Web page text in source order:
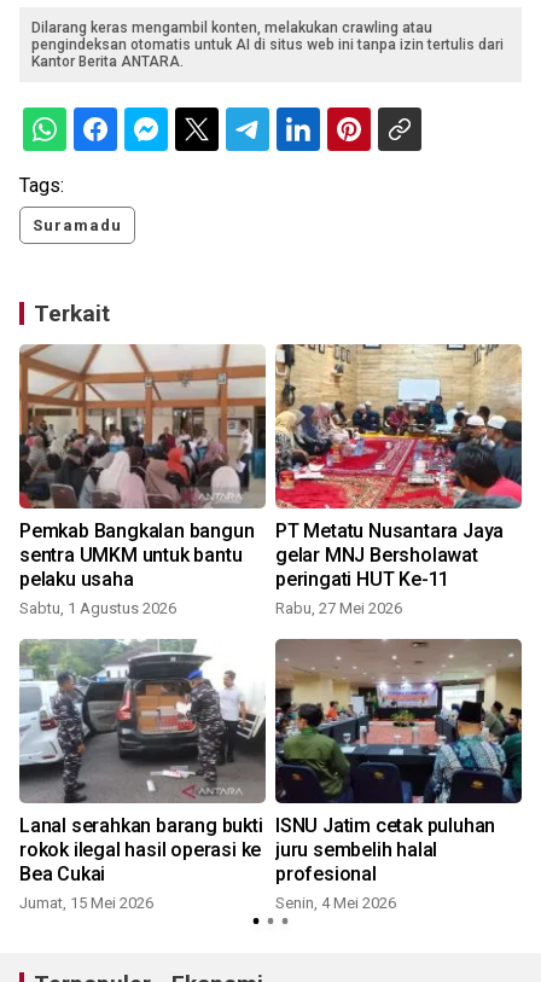
Dilarang keras mengambil konten, melakukan crawling atau
pengindeksan otomatis untuk AI di situs web ini tanpa izin tertulis dari
Kantor Berita ANTARA.
Tags:
Suramadu
Terkait
Pemkab Bangkalan bangun
sentra UMKM untuk bantu
pelaku usaha
Sabtu, 1 Agustus 2026
PT Metatu Nusantara Jaya
gelar MNJ Bersholawat
peringati HUT Ke-11
Rabu, 27 Mei 2026
Lanal serahkan barang bukti
rokok ilegal hasil operasi ke
Bea Cukai
Jumat, 15 Mei 2026
ISNU Jatim cetak puluhan
juru sembelih halal
profesional
Senin, 4 Mei 2026